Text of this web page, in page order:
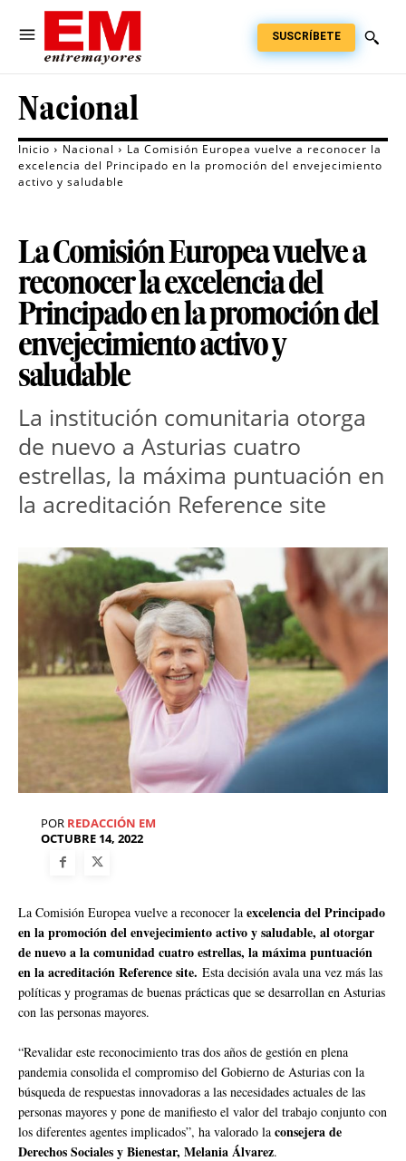
SUSCRÍBETE
Nacional
Inicio Nacional
La Comisión Europea vuelve a reconocer la
excelencia del Principado en la promoción del envejecimiento
activo y saludable
La Comisión Europea vuelve a
reconocer la excelencia del
Principado en la promoción del
envejecimiento activo y
saludable
La institución comunitaria otorga
de nuevo a Asturias cuatro
estrellas, la máxima puntuación en
la acreditación Reference site
POR REDACCIÓN EM
OCTUBRE 14, 2022
La Comisión Europea vuelve a reconocer la excelencia del Principado
en la promoción del envejecimiento activo y saludable, al otorgar
de nuevo a la comunidad cuatro estrellas, la máxima puntuación
en la acreditación Reference site. Esta decisión avala una vez más las
políticas y programas de buenas prácticas que se desarrollan en Asturias
con las personas mayores.
“Revalidar este reconocimiento tras dos años de gestión en plena
pandemia consolida el compromiso del Gobierno de Asturias con la
búsqueda de respuestas innovadoras a las necesidades actuales de las
personas mayores y pone de manifiesto el valor del trabajo conjunto con
los diferentes agentes implicados”, ha valorado la consejera de
Derechos Sociales y Bienestar, Melania Álvarez.